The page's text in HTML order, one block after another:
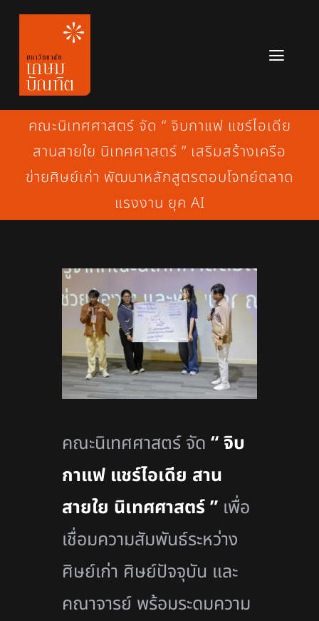
Skip
content
หลักสูตร
ข่าวสาร
เกี่ยวกับมหาวิทยาลัย
ติดต่อเรา
คณะนิเทศศาสตร์ จัด “ จิบกาแฟ แชร์ไอเดีย
สานสายใย นิเทศศาสตร์ ” เสริมสร้างเครือ
ข่ายศิษย์เก่า พัฒนาหลักสูตรตอบโจทย์ตลาด
แรงงาน ยุค AI
คณะนิเทศศาสตร์ จัด “ จิบ
กาแฟ แชร์ไอเดีย สาน
สายใย นิเทศศาสตร์ ” เพื่อ
เชื่อมความสัมพันธ์ระหว่าง
ศิษย์เก่า ศิษย์ปัจจุบัน และ
คณาจารย์ พร้อมระดมความ